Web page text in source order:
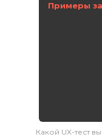
Примеры
Какой UX-тест